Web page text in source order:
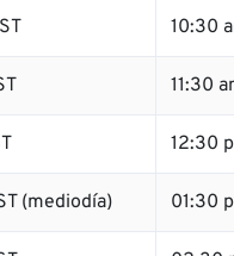
10:30
11:30
12:30
(mediodía) 01:30